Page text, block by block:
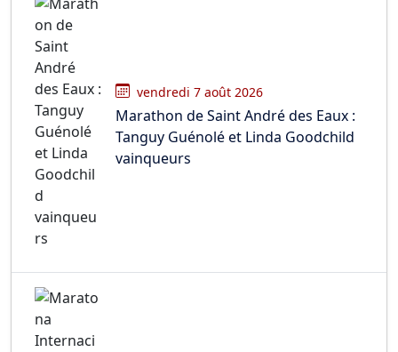
vendredi 7 août 2026
Marathon de Saint André des Eaux :
Tanguy Guénolé et Linda Goodchild
vainqueurs